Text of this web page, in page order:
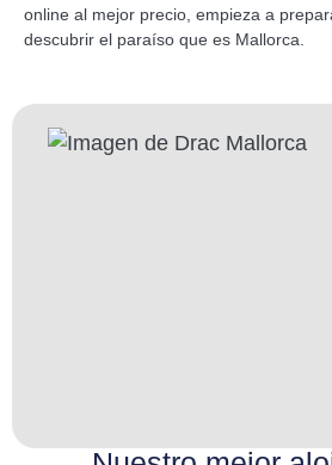
online al mejor precio, empieza a
descubrir el paraíso que es Mallorca.